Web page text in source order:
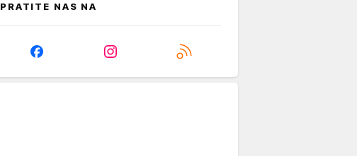
PRATITE NAS NA